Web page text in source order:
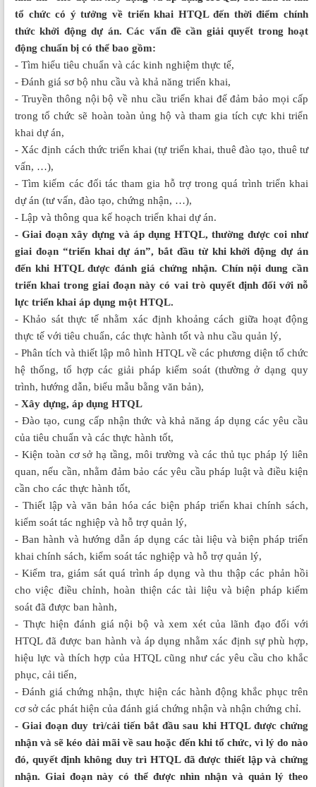
tổ chức có ý tưởng về triển khai HTQL đến thời điểm chính
thức khởi động dự án. Các vấn đề cần giải quyết trong hoạt
động chuẩn bị có thể bao gồm:
- Tìm hiểu tiêu chuẩn và các kinh nghiệm thực tế,
- Đánh giá sơ bộ nhu cầu và khả năng triển khai,
- Truyền thông nội bộ về nhu cầu triển khai để đảm bảo mọi cấp
trong tổ chức sẽ hoàn toàn ủng hộ và tham gia tích cực khi triển
khai dự án,
- Xác định cách thức triển khai (tự triển khai, thuê đào tạo, thuê tư
vấn, …),
- Tìm kiếm các đối tác tham gia hỗ trợ trong quá trình triển khai
dự án (tư vấn, đào tạo, chứng nhận, …),
- Lập và thông qua kế hoạch triển khai dự án.
- Giai đoạn xây dựng và áp dụng HTQL, thường được coi như
giai đoạn “triển khai dự án”, bắt đầu từ khi khởi động dự án
đến khi HTQL được đánh giá chứng nhận. Chín nội dung cần
triển khai trong giai đoạn này có vai trò quyết định đối với nỗ
lực triển khai áp dụng một HTQL.
- Khảo sát thực tế nhằm xác định khoảng cách giữa hoạt động
thực tế với tiêu chuẩn, các thực hành tốt và nhu cầu quản lý,
- Phân tích và thiết lập mô hình HTQL về các phương diện tổ chức
hệ thống, tổ hợp các giải pháp kiểm soát (thường ở dạng quy
trình, hướng dẫn, biểu mẫu bằng văn bản),
- Xây dựng, áp dụng HTQL
- Đào tạo, cung cấp nhận thức và khả năng áp dụng các yêu cầu
của tiêu chuẩn và các thực hành tốt,
- Kiện toàn cơ sở hạ tầng, môi trường và các thủ tục pháp lý liên
quan, nếu cần, nhằm đảm bảo các yêu cầu pháp luật và điều kiện
cần cho các thực hành tốt,
- Thiết lập và văn bản hóa các biện pháp triển khai chính sách,
kiểm soát tác nghiệp và hỗ trợ quản lý,
- Ban hành và hướng dẫn áp dụng các tài liệu và biện pháp triển
khai chính sách, kiểm soát tác nghiệp và hỗ trợ quản lý,
- Kiểm tra, giám sát quá trình áp dụng và thu thập các phản hồi
cho việc điều chỉnh, hoàn thiện các tài liệu và biện pháp kiếm
soát đã được ban hành,
- Thực hiện đánh giá nội bộ và xem xét của lãnh đạo đối với
HTQL đã được ban hành và áp dụng nhằm xác định sự phù hợp,
hiệu lực và thích hợp của HTQL cũng như các yêu cầu cho khắc
phục, cải tiến,
- Đánh giá chứng nhận, thực hiện các hành động khắc phục trên
cơ sở các phát hiện của đánh giá chứng nhận và nhận chứng chỉ.
- Giai đoạn duy trì/cải tiến bắt đầu sau khi HTQL được chứng
nhận và sẽ kéo dài mãi về sau hoặc đến khi tổ chức, vì lý do nào
đó, quyết định không duy trì HTQL đã được thiết lập và chứng
nhận. Giai đoạn này có thể được nhìn nhận và quản lý theo